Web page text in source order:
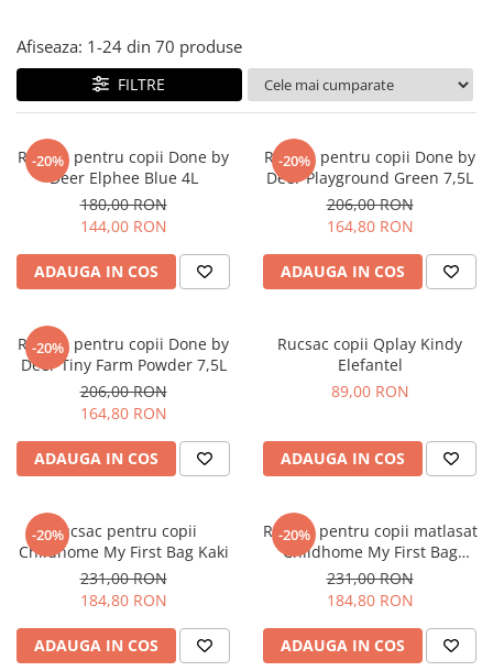
Jucarii educative
Figurine jucarii mici
Jucarii electronice
Jucarii interactive
Frumusete si Bijuterii
Jocuri de societate
Afiseaza: 1-24 din 70 produse
FILTRE
-20%
Rucsac pentru copii Done by
Deer Elphee Blue 4L
180,00 RON
144,00 RON
ADAUGA IN COS
-20%
Rucsac pentru copii Done by
Deer Playground Green 7,5L
206,00 RON
164,80 RON
ADAUGA IN COS
-20%
Rucsac pentru copii Done by
Deer Tiny Farm Powder 7,5L
206,00 RON
164,80 RON
ADAUGA IN COS
Rucsac copii Qplay Kindy
Elefantel
89,00 RON
ADAUGA IN COS
-20%Rucsac pentru copii
Childhome My First Bag Kaki
231,00 RON
184,80 RON
ADAUGA IN COS
-20%
Rucsac pentru copii matlasat
Childhome My First Bag
Negru
231,00 RON
184,80 RON
ADAUGA IN COS